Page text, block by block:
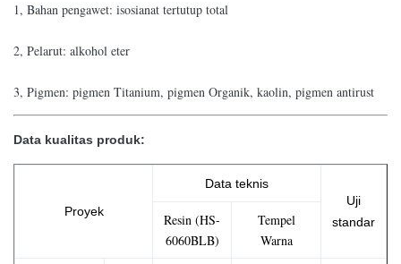
1, Bahan pengawet: isosianat tertutup total
2, Pelarut: alkohol eter
3, Pigmen: pigmen Titanium, pigmen Organik, kaolin, pigmen antirust
Data kualitas produk:
Proyek
Data teknis
Uji
standar
Resin (HS-
6060BLB)
Tempel
Warna